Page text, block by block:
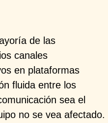
de las
canales
en plataformas
fluida entre los
sea el
no se vea afectado.